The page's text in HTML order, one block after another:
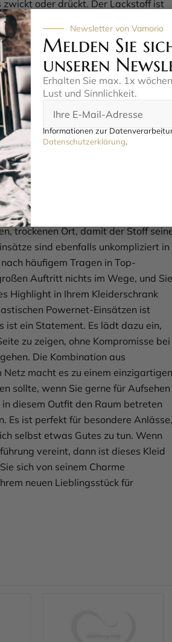
oder drückt. Der Lackstoff ist
Haut an, während die
dass alles an Ort und Stelle bleibt
wird. Sie werden überrascht
trägt, ohne dass Sie auf den Wow-
perfekte Begleiter für Momente, in
Seite zeigen möchten.
für
Kleid haben, ist die
reicht meist aus, um den Lackstoff
Sie aggressive
nicht zu beschädigen, und lagern Sie
trockenen Ort, damit der Stoff
sind ebenfalls unkompliziert in
häufigem Tragen in Top-
Auftritt nichts im Wege, und Sie
Highlight in Ihrem Kleiderschrank
Powernet-Einsätzen ist
ist ein Statement. Es lädt dazu ein,
zu zeigen, ohne Kompromisse bei
Die Kombination aus
macht es zu einem einzigartigen
sollte, wenn Sie gerne für Aufsehen
diesem Outfit den Raum betreten
Es ist perfekt für besondere Anlässe,
selbst etwas Gutes zu tun. Wenn
vereint, dann ist dieses Kleid
sich von seinem Charme
neuen Lieblingsstück für
Newsletter von Vamorio
Melden Sie
unseren
Erhalten Sie max. 1x
Lust und Sinnlichkeit.
Informationen zur
Datenschutzerklärung.